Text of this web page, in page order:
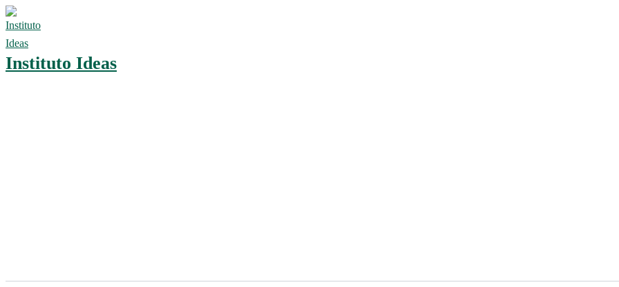
Ir
al
contenido
Instituto Ideas